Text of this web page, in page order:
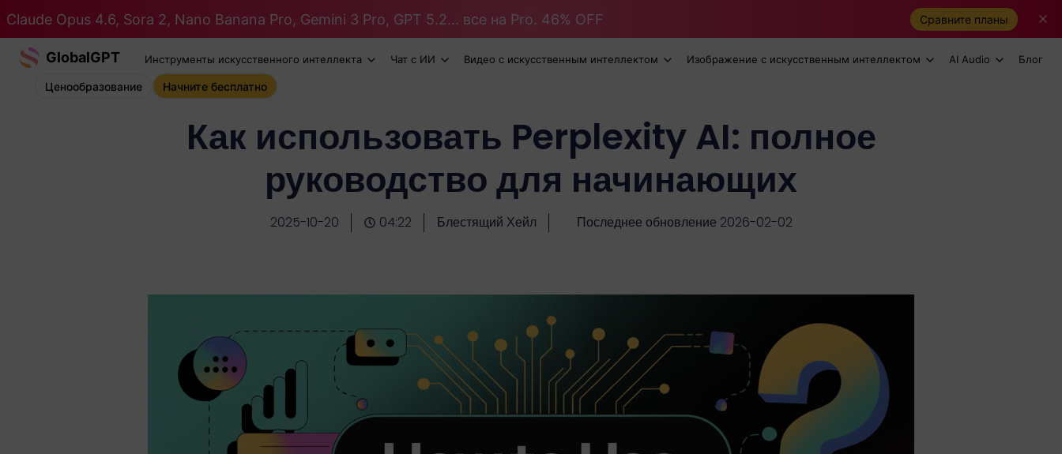
Claude Opus 4.6, Sora 2, Nano Banana Pro, Gemini 3 Pro, GPT 5.2... все на Pro. 46% OFF Сравните планы
GlobalGPT Инструменты искусственного интеллекта Чат с ИИ Видео с искусственным интеллектом Изображение с искусственным интеллектом AI Audio Блог
Ценообразование Начните бесплатно
Как использовать Perplexity AI: полное
руководство для начинающих
2025-10-20 04:22 Блестящий Хейл Последнее обновление 2026-02-02